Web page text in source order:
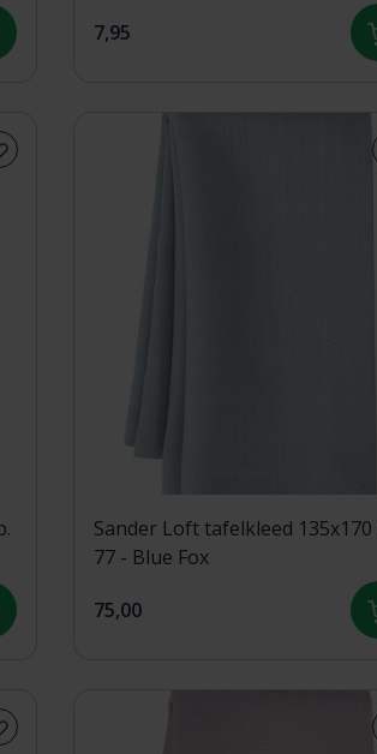
7,95
Sander Loft tafelkleed 135x170
77 - Blue Fox
75,00